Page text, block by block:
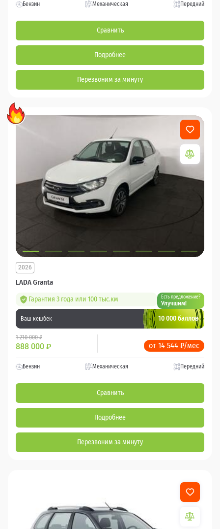
Бензин Механическая Передний
Сравнить
Подробнее
Перезвоним за минуту
LADA Granta
2026
Гарантия 3 года или 100 тыс.км Есть предложение?
Улучшим!
Ваш кешбек 10 000 баллов
1 210 000 ₽
888 000 ₽ от 14 544 ₽/мес
Бензин Механическая Передний
Сравнить
Подробнее
Перезвоним за минуту